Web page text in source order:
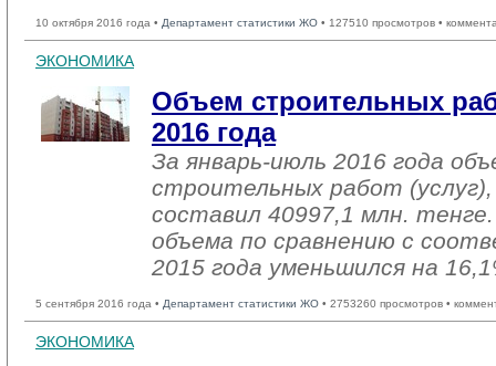
10 октября 2016 года • Департамент статистики ЖО • 127510 просмотров •
ЭКОНОМИКА
Объем строительных
2016 года
За январь-июль 2016 года
строительных работ
составил 40997,1 млн.
объема по сравнению с
2015 года уменьшился на
5 сентября 2016 года • Департамент статистики ЖО • 2753260 просмотров •
ЭКОНОМИКА